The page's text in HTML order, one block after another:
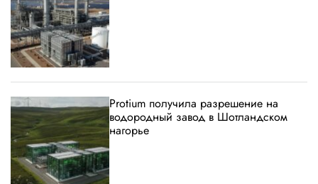
Protium получила разрешение на
водородный завод в Шотландском
нагорье